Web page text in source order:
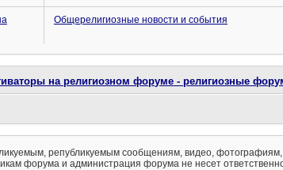
Общерелигиозные новости и события
на религиозном форуме - религиозные
републикуемым сообщениям, видео, фотографиям,
форума и администрация форума не несет